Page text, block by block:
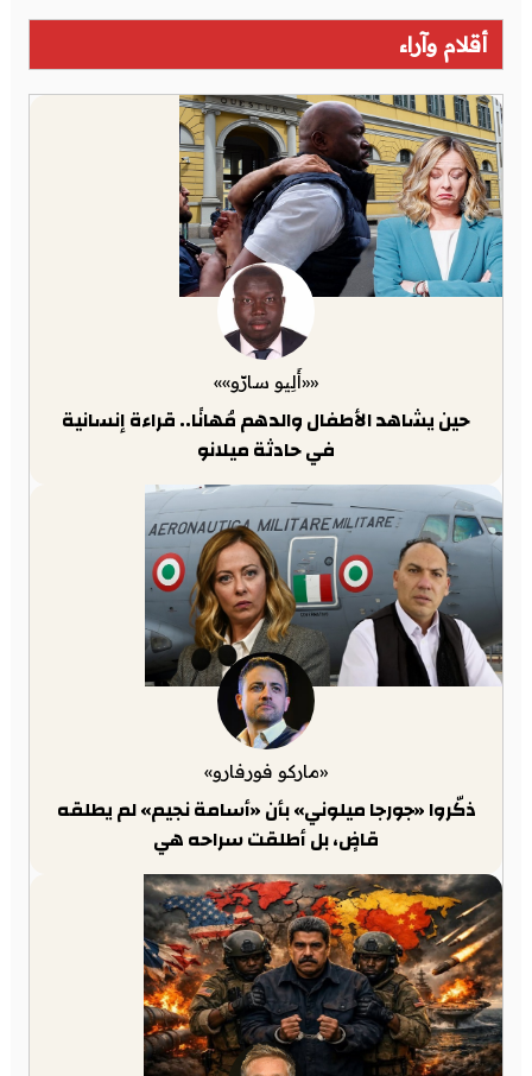
أقلام وآراء
««أَلِيو سارّو»»
حين يشاهد الأطفال والدهم مُهانًا.. قراءة إنسانية
في حادثة ميلانو
«ماركو فورفارو»
ذكّروا «جورجا ميلوني» بأن «أسامة نجيم» لم يطلقه
قاضٍ، بل أطلقت سراحه هي